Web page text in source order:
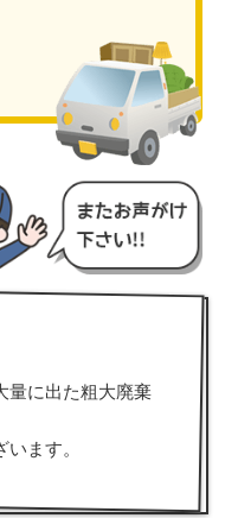
量に出た粗大廃棄
ます。